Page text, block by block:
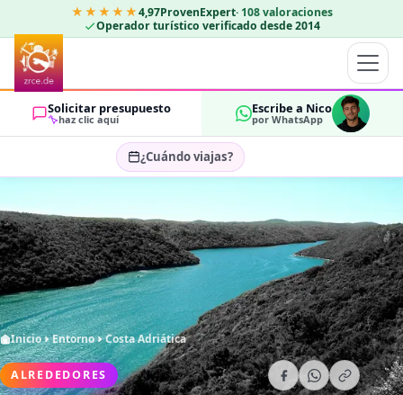
★★★★★4,97ProvenExpert· 108 valoraciones
Operador turístico verificado desde 2014
Solicitar presupuesto
haz clic aquí
Escribe a Nico
por WhatsApp
¿Cuándo viajas?
HUÉSPEDES
2 OK
Inicio Entorno Costa Adriática
ALREDEDORES